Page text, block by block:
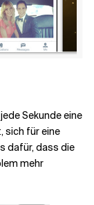
Sekunde eine
sich für eine
dafür, dass die
mehr